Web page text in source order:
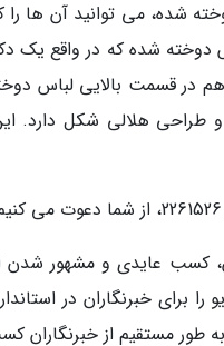
شده، می توانید آن ها را
شده که در واقع یک
در قسمت بالایی لباس
هلالی شکل دارد.
کسب عایدی و مشهور شدن
برای خبرنگاران در
طور مستقیم از خبرنگاران